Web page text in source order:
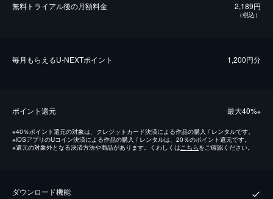
無料トライアル後の⽉額料金 2,189円
（税込）
毎⽉もらえるU-NEXTポイント 1,200円分
ポイント還元 最⼤40%※
※40％ポイント還元の対象は、クレジットカード決済による作品の購入 / レンタルです。
※iOSアプリのUコイン決済による作品の購入 / レンタルは、20％のポイント還元です。
※還元の対象外となる決済方法や商品があります。くわしくはこちらをご確認ください。
ダウンロード機能